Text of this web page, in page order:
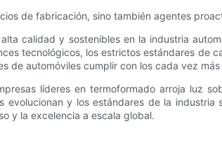
de fabricación, sino también agentes
calidad y sostenibles en la industria
tecnológicos, los estrictos estándares
de automóviles cumplir con los cada vez
líderes en termoformado arroja luz
y los estándares de la
y la excelencia a escala global.